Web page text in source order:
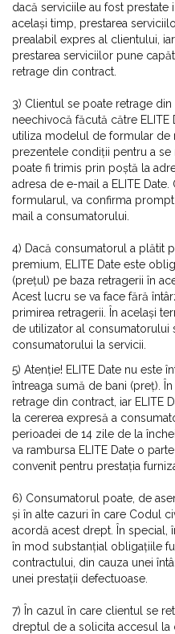
dacă serviciile au fost prestate
același timp, prestarea
prealabil expres al clientului,
prestarea serviciilor pune
retrage din contract.
3) Clientul se poate retrage
neechivocă făcută către ELITE
utiliza modelul de formular de
prezentele condiții pentru a se
poate fi trimis prin poștă la
adresa de e-mail a ELITE
formularul, va confirma
mail a consumatorului.
4) Dacă consumatorul a plătit
premium, ELITE Date este
(prețul) pe baza retragerii în
Acest lucru se va face fără
primirea retragerii. În același
de utilizator al consumatorului
consumatorului la servicii.
5) Atenție! ELITE Date nu este
întreaga sumă de bani (preț).
retrage din contract, iar ELITE
la cererea expresă a
perioadei de 14 zile de la
va rambursa ELITE Date o
convenit pentru prestația
6) Consumatorul poate, de
și în alte cazuri în care Codul
acordă acest drept. În special,
în mod substanțial obligațiile
contractului, din cauza unei
unei prestații defectuoase.
7) În cazul în care clientul se
dreptul de a solicita accesul la